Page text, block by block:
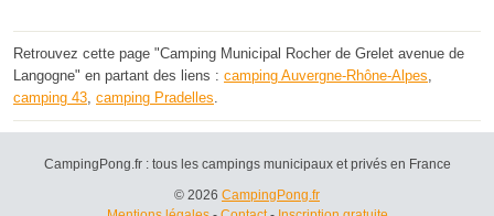
Retrouvez cette page "Camping Municipal Rocher de Grelet avenue de
Langogne" en partant des liens : camping Auvergne-Rhône-Alpes,
camping 43, camping Pradelles.
CampingPong.fr : tous les campings municipaux et privés en France
© 2026 CampingPong.fr